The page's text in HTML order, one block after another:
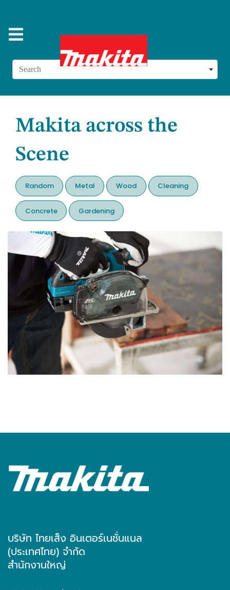
Search
Makita across the
Scene
Random Metal Wood Cleaning
Concrete Gardening
บริษัท ไทยเส็ง อินเตอร์เนชั่นแนล
(ประเทศไทย) จำกัด
สำนักงานใหญ่